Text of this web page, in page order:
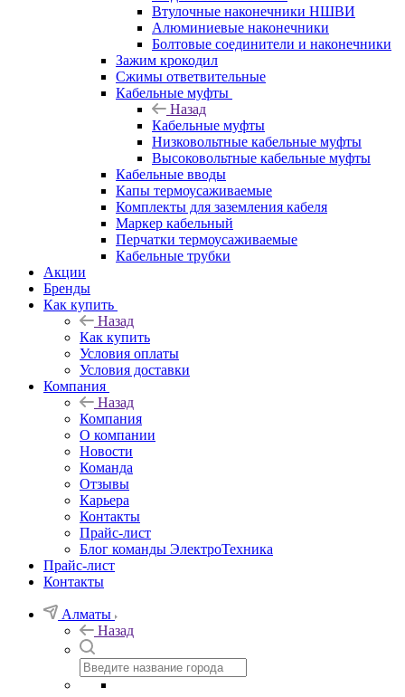
Втулочные наконечники НШВИ
Алюминиевые наконечники
Болтовые соединители и наконечники
Зажим крокодил
Сжимы ответвительные
Кабельные муфты
Назад
Кабельные муфты
Низковольтные кабельные муфты
Высоковольтные кабельные муфты
Кабельные вводы
Капы термоусаживаемые
Комплекты для заземления кабеля
Маркер кабельный
Перчатки термоусаживаемые
Кабельные трубки
Акции
Бренды
Как купить
Назад
Как купить
Условия оплаты
Условия доставки
Компания
Назад
Компания
О компании
Новости
Команда
Отзывы
Карьера
Контакты
Прайс-лист
Блог команды ЭлектроТехника
Прайс-лист
Контакты
Алматы
Назад